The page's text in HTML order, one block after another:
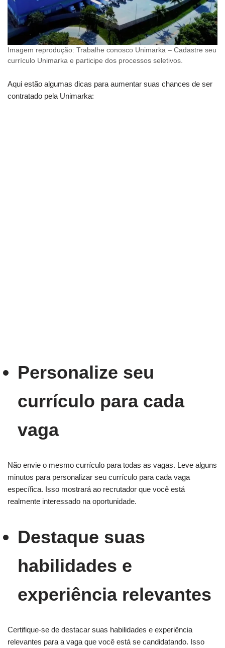
Imagem reprodução: Trabalhe conosco Unimarka – Cadastre seu
currículo Unimarka e participe dos processos seletivos.
Aqui estão algumas dicas para aumentar suas chances de ser
contratado pela Unimarka:
Personalize seu
currículo para cada
vaga
Não envie o mesmo currículo para todas as vagas. Leve alguns
minutos para personalizar seu currículo para cada vaga
específica. Isso mostrará ao recrutador que você está
realmente interessado na oportunidade.
Destaque suas
habilidades e
experiência relevantes
Certifique-se de destacar suas habilidades e experiência
relevantes para a vaga que você está se candidatando. Isso